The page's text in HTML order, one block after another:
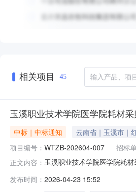
相关项目 45
玉溪职业技术学院医学院耗材
中标｜中标通知 云南省｜玉溪市｜
项目编号： WTZB-202604-007 招标
正文内容： 玉溪职业技术学院医学院耗
序号货物名称品牌规格型号
发布时间： 2026-04-23 15:52